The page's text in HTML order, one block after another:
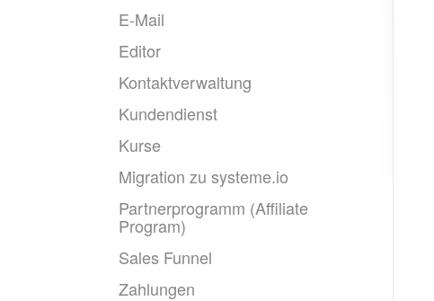
E-Mail
Editor
Kontaktverwaltung
Kundendienst
Kurse
Migration zu systeme.io
Partnerprogramm (Affiliate
Program)
Sales Funnel
Zahlungen